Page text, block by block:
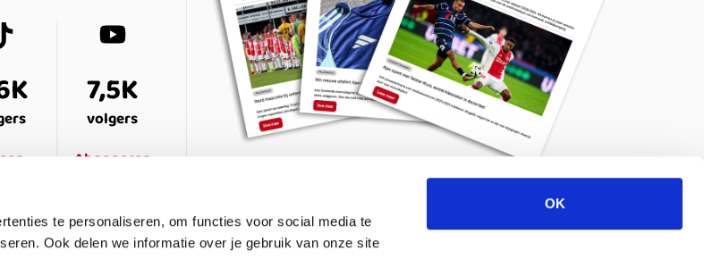
te personaliseren, om functies voor social media te
Ook delen we informatie over je gebruik van onze site
OK
7,5K
volgers
Abonneren
Meld je aan voor de nieuwsbrief